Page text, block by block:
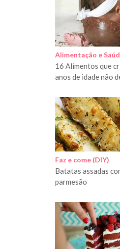
Alimentação e
16 Alimentos que
anos de idade não
Faz e come (DIY)
Batatas assadas
parmesão